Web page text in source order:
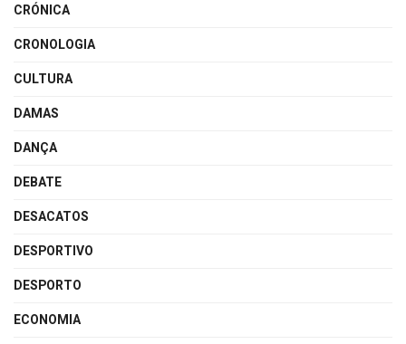
CRÓNICA
CRONOLOGIA
CULTURA
DAMAS
DANÇA
DEBATE
DESACATOS
DESPORTIVO
DESPORTO
ECONOMIA